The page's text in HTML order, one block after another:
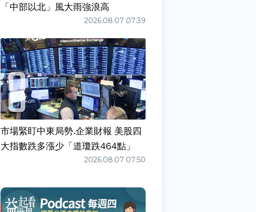
「中部以北」風大雨強浪高
2026.08.07 07:39
市場緊盯中東局勢.企業財報 美股四
大指數跌多漲少「道瓊跌464點」
2026.08.07 07:50